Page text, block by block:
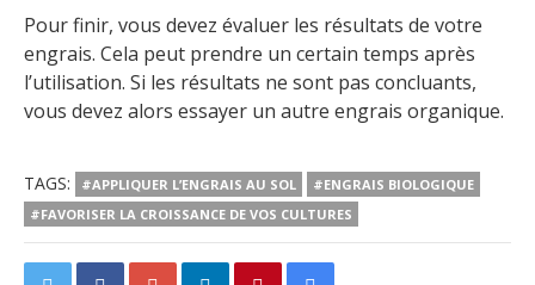
Pour finir, vous devez évaluer les résultats de votre
engrais. Cela peut prendre un certain temps après
l’utilisation. Si les résultats ne sont pas concluants,
vous devez alors essayer un autre engrais organique.
TAGS: #APPLIQUER L’ENGRAIS AU SOL
#ENGRAIS BIOLOGIQUE
#FAVORISER LA CROISSANCE DE VOS CULTURES